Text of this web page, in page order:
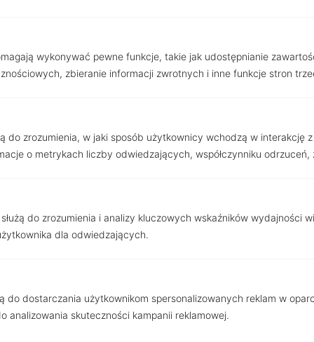
wykonywać pewne funkcje, takie jak udostępnianie
zbieranie informacji zwrotnych i inne funkcje stron
do zrozumienia, w jaki sposób użytkownicy wchodzą w interakcję
o metrykach liczby odwiedzających, współczynniku odrzuceń,
do zrozumienia i analizy kluczowych wskaźników wydajności
dla odwiedzających.
do dostarczania użytkownikom spersonalizowanych reklam w
analizowania skuteczności kampanii reklamowej.
Poznań , Rogera Sławskiego
4 299 900 zł
7 733.63 zł Cena za m2